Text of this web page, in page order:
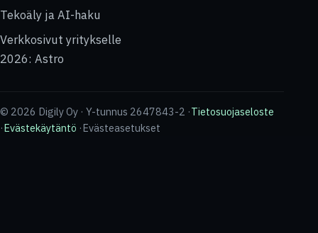
Tekoäly ja AI-haku
Verkkosivut yritykselle
2026: Astro
© 2026 Digily Oy · Y-tunnus 2647843-2 ·Tietosuojaseloste
·Evästekäytäntö ·Evästeasetukset